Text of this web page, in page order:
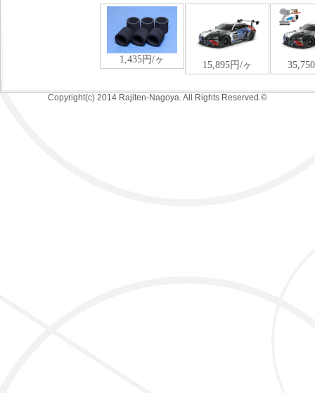
Copyright(c) 2014 Rajiten-Nagoya. All Rights Reserved.©